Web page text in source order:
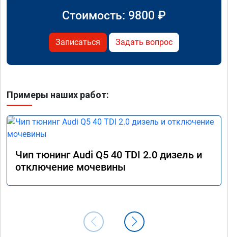
Стоимость: 9800 ₽
Записаться Задать вопрос
Примеры наших работ:
Чип тюнинг Audi Q5 40 TDI 2.0 дизель и
отключение мочевины